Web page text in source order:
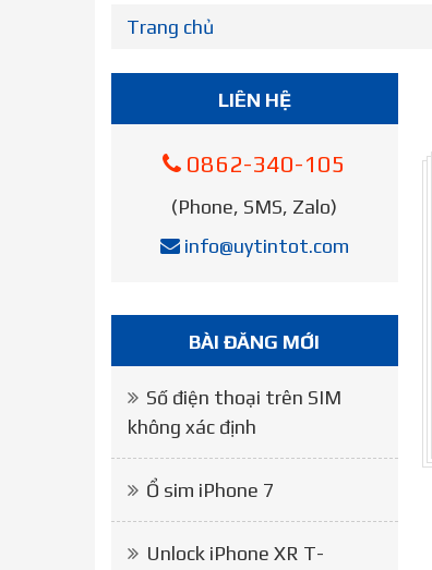
Trang chủ
LIÊN HỆ
0862-340-105
(Phone, SMS, Zalo)
info@uytintot.com
BÀI ĐĂNG MỚI
Số điện thoại trên SIM
không xác định
Ổ sim iPhone 7
Unlock iPhone XR T-